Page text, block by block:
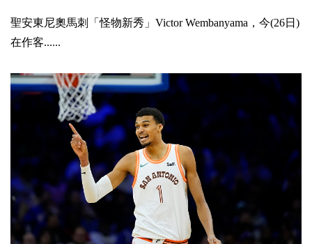
聖安東尼奧馬刺「怪物新秀」Victor Wembanyama，今(26日)
在作客......